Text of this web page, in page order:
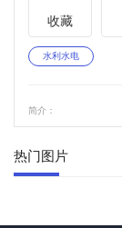
收藏
水利水电
简介：
热门图片